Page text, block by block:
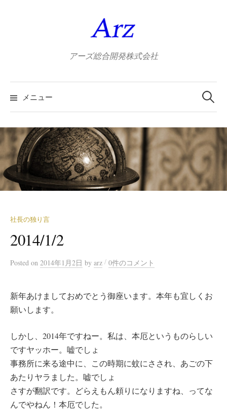
キ
プ
アーズ総合開発株式会社
メニュー
検
索:
社長の独り言
2014/1/2
Posted on 2014年1月2日 by arz / 0件のコメント
新年あけましておめでとう御座います。本年も宜しくお
願いします。
しかし、2014年ですねー。私は、本厄というものらしい
ですヤッホー。嘘でしょ
事務所に来る途中に、この時期に蚊にさされ、あごの下
あたりヤラました。嘘でしょ
さすが翻訳です。どらえもん頼りになりますね、ってな
んでやねん！本厄でした。